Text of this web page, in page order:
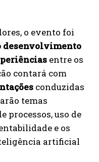
o evento foi
desenvolvimento
entre os
contará com
conduzidas
temas
processos, uso de
e os
artificial